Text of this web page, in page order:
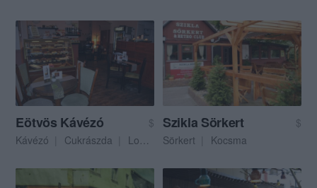
Eötvös Kávézó
$
Kávézó
Cukrászda Lounge
Szikla Sörkert
$
Sörkert
Kocsma